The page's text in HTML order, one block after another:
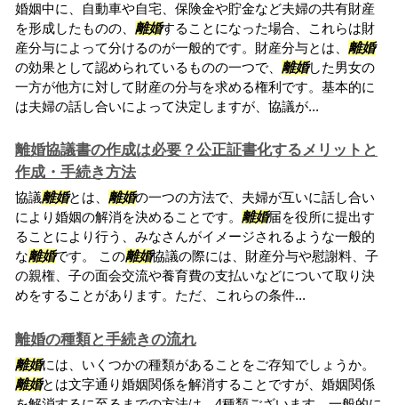
婚姻中に、自動車や自宅、保険金や貯金など夫婦の共有財産
を形成したものの、 離婚することになった場合、これらは財
産分与によって分けるのが一般的です。財産分与とは、 離婚
の効果として認められているものの一つで、 離婚した男女の
一方が他方に対して財産の分与を求める権利です。基本的に
は夫婦の話し合いによって決定しますが、協議が...
離婚協議書の作成は必要？公正証書化するメリットと
作成・手続き方法
協議離婚とは、 離婚の一つの方法で、夫婦が互いに話し合い
により婚姻の解消を決めることです。 離婚届を役所に提出す
ることにより行う、みなさんがイメージされるような一般的
な離婚です。 この離婚協議の際には、財産分与や慰謝料、子
の親権、子の面会交流や養育費の支払いなどについて取り決
めをすることがあります。ただ、これらの条件...
離婚の種類と手続きの流れ
離婚には、いくつかの種類があることをご存知でしょうか。
離婚とは文字通り婚姻関係を解消することですが、婚姻関係